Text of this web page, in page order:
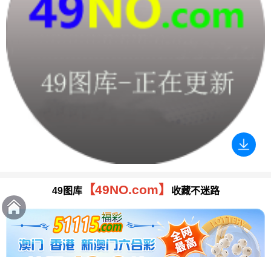
49图库【49NO.com】 收藏不迷路